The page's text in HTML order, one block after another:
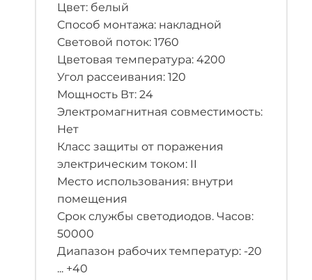
Цвет: белый
Способ монтажа: накладной
Световой поток: 1760
Цветовая температура: 4200
Угол рассеивания: 120
Мощность Вт: 24
Электромагнитная совместимость:
Нет
Класс защиты от поражения
электрическим током: II
Место использования: внутри
помещения
Срок службы светодиодов. Часов:
50000
Диапазон рабочих температур: -20
... +40